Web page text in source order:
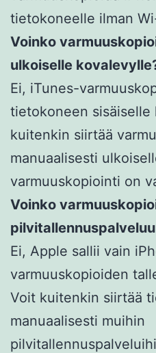
tietokoneelle ilman
Voinko
ulkoiselle
Ei, iTunes-
tietokoneen
kuitenkin siirtää
manuaalisesti
varmuuskopiointi on
Voinko
Ei, Apple sallii vain
varmuuskopioiden
Voit kuitenkin siirtää
manuaalisesti muihin